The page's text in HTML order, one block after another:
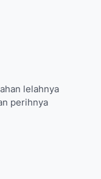
lelahnya
perihnya